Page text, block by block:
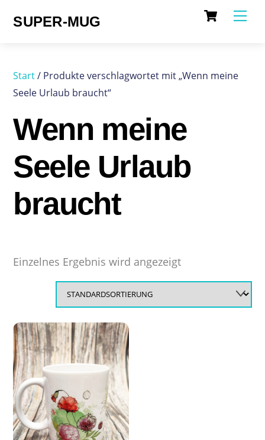
Cart
SUPER-MUG
Start/ Produkte verschlagwortet mit „Wenn meine
Seele Urlaub braucht“
Wenn meine
Seele Urlaub
braucht
Einzelnes Ergebnis wird angezeigt